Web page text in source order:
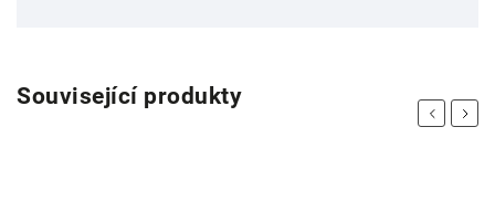
Související produkty
PreviousNext